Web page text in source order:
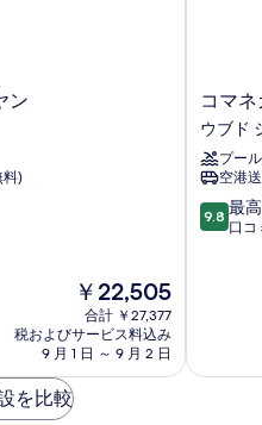
ン
料)
現
在
の
料
金
は
￥22,505
合計 ￥27,377
税およびサービス料込み
9 月 1 日 ～ 9 月 2 日
コ
マ
ネ
カ・
ア
ッ
ト・
シ
コマ
ウブド
プール
空港
10
段
素
9.8 最
口コ
を比較